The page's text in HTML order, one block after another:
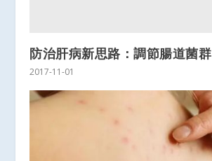
防治肝病新思路：調節腸道菌群
2017-11-01